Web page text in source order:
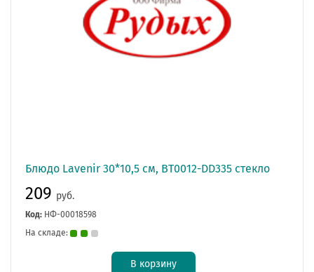
Блюдо Lavenir 30*10,5 см, BT0012-DD335 стекло
209 руб.
Код: НФ-00018598
На складе:
В корзину